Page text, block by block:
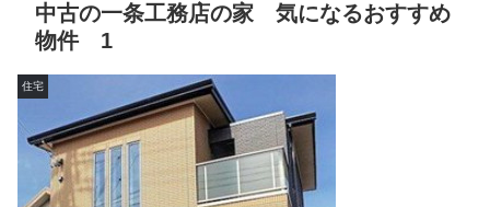
中古の一条工務店の家 気になるおすすめ
物件 1
住宅